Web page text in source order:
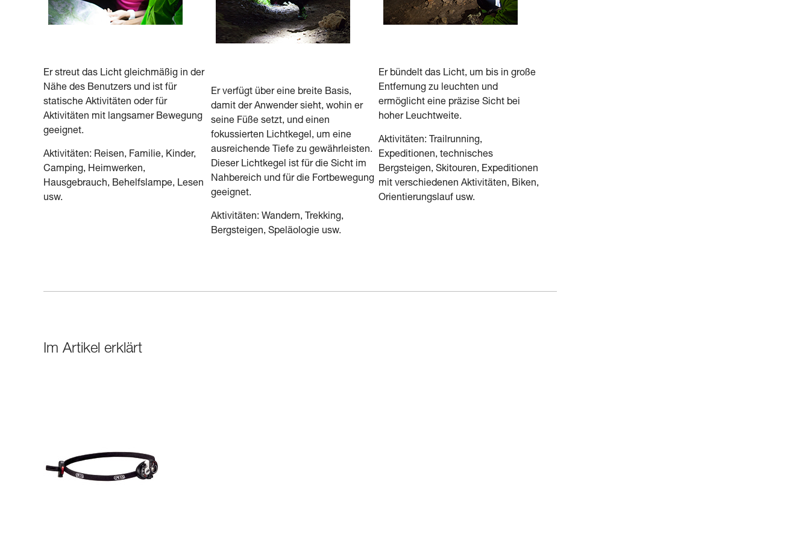
Er streut das Licht gleichmäßig in der
Nähe des Benutzers und ist für
statische Aktivitäten oder für
Aktivitäten mit langsamer Bewegung
geeignet.
Aktivitäten: Reisen, Familie, Kinder,
Camping, Heimwerken,
Hausgebrauch, Behelfslampe, Lesen
usw.
Er verfügt über eine breite Basis,
damit der Anwender sieht, wohin er
seine Füße setzt, und einen
fokussierten Lichtkegel, um eine
ausreichende Tiefe zu gewährleisten.
Dieser Lichtkegel ist für die Sicht im
Nahbereich und für die Fortbewegung
geeignet.
Aktivitäten: Wandern, Trekking,
Bergsteigen, Speläologie usw.
Er bündelt das Licht, um bis in große
Entfernung zu leuchten und
ermöglicht eine präzise Sicht bei
hoher Leuchtweite.
Aktivitäten: Trailrunning,
Expeditionen, technisches
Bergsteigen, Skitouren, Expeditionen
mit verschiedenen Aktivitäten, Biken,
Orientierungslauf usw.
Im Artikel erklärt